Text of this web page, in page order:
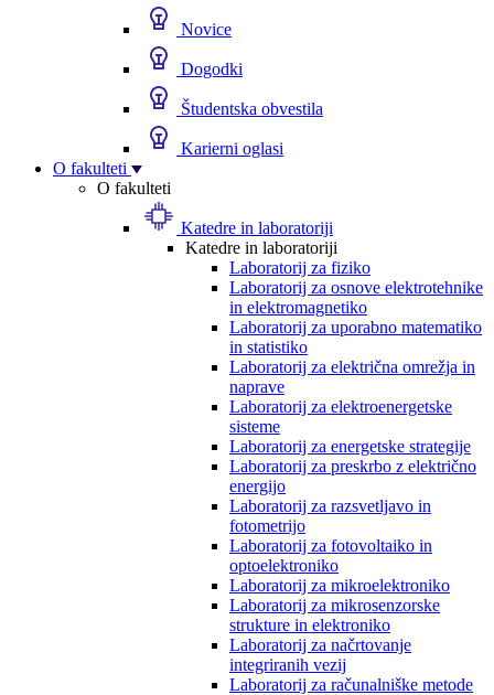
Novice
Dogodki
Študentska obvestila
Karierni oglasi
O fakulteti
O fakulteti
Katedre in laboratoriji
Katedre in laboratoriji
Laboratorij za fiziko
Laboratorij za osnove elektrotehnike
in elektromagnetiko
Laboratorij za uporabno matematiko
in statistiko
Laboratorij za električna omrežja in
naprave
Laboratorij za elektroenergetske
sisteme
Laboratorij za energetske strategije
Laboratorij za preskrbo z električno
energijo
Laboratorij za razsvetljavo in
fotometrijo
Laboratorij za fotovoltaiko in
optoelektroniko
Laboratorij za mikroelektroniko
Laboratorij za mikrosenzorske
strukture in elektroniko
Laboratorij za načrtovanje
integriranih vezij
Laboratorij za računalniške metode